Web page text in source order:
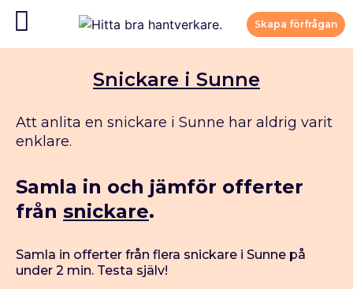
Skapa förfrågan
Snickare i Sunne
Att anlita en snickare i Sunne har aldrig varit
enklare.
Samla in och jämför offerter
från snickare.
Samla in offerter från flera snickare i Sunne på
under 2 min. Testa själv!